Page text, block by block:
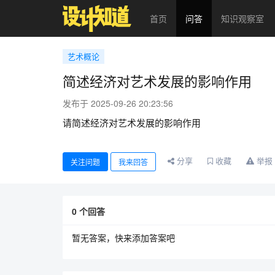
首页 问答 知识观察室
艺术概论
简述经济对艺术发展的影响作用
发布于 2025-09-26 20:23:56
请简述经济对艺术发展的影响作用
关注问题 我来回答 分享 收藏 举报
0 个回答
暂无答案，快来添加答案吧